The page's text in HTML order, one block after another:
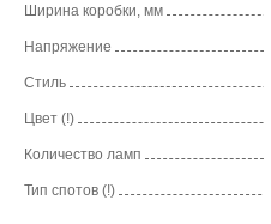
Ширина коробки, мм
Напряжение
Стиль
Цвет (!)
Количество ламп
Тип спотов (!)